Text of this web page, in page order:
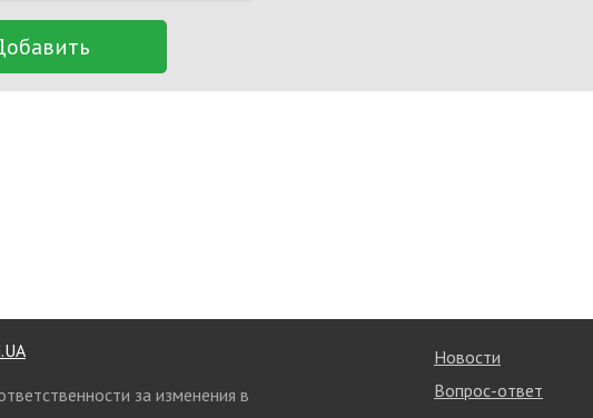
за изменения в
Новости
Вопрос-ответ